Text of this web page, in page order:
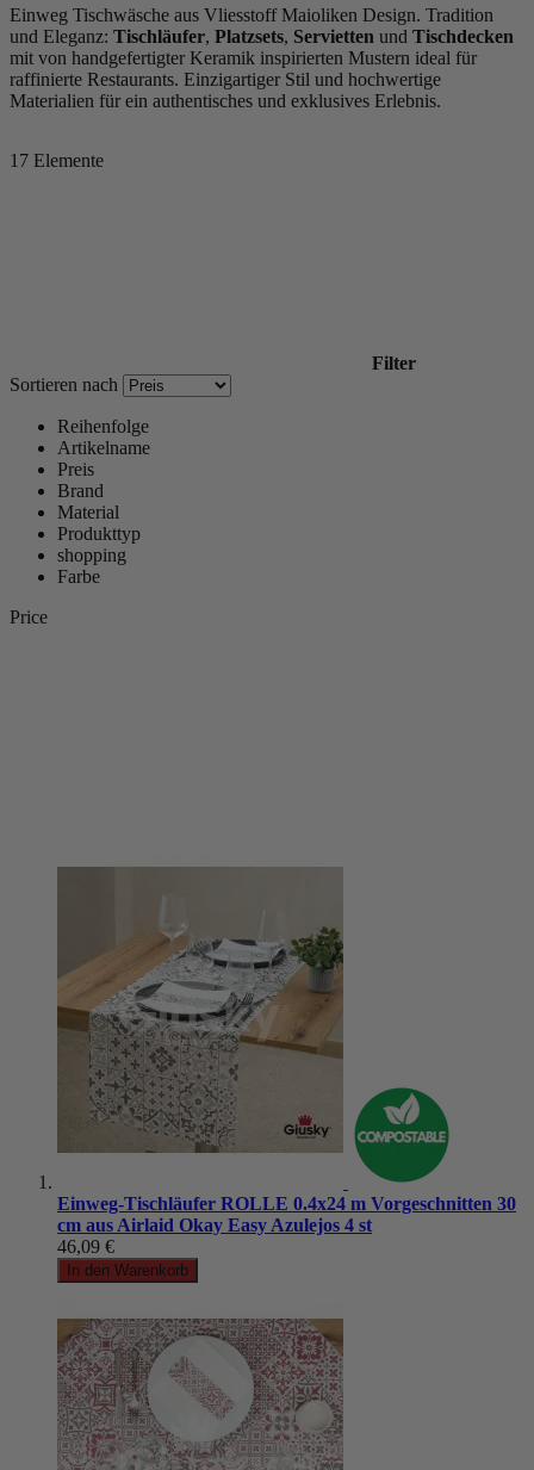
Einweg Tischwäsche aus Vliesstoff Maioliken Design. Tradition
und Eleganz: Tischläufer, Platzsets, Servietten und Tischdecken
mit von handgefertigter Keramik inspirierten Mustern ideal für
raffinierte Restaurants. Einzigartiger Stil und hochwertige
Materialien für ein authentisches und exklusives Erlebnis.
17 Elemente
Filter
Sortieren nach
Reihenfolge
Artikelname
Preis
Brand
Material
Produkttyp
shopping
Farbe
Price
Einweg-Tischläufer ROLLE 0.4x24 m Vorgeschnitten 30
cm aus Airlaid Okay Easy Azulejos 4 st
46,09 €
In den Warenkorb